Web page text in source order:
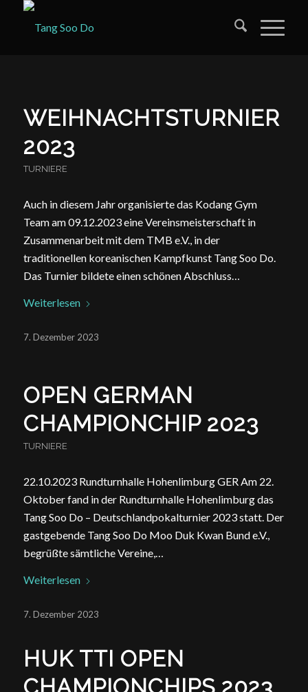
WEIHNACHTSTURNIER
2023
TURNIERE
Auch in diesem Jahr organisierte das Kodang Gym
Team am 09.12.2023 eine Vereinsmeisterschaft in
Zusammenarbeit mit dem TMB e.V., in der
traditionellen koreanischen Kampfkunst Tang Soo Do.
Das Turnier bildete einen schönen Abschluss…
Weiterlesen
7. Dezember 2023
OPEN GERMAN
CHAMPIONCHIP 2023
TURNIERE
22.10.2023 Rundturnhalle Hohenlimburg GER Am 22.
Oktober fand in der Rundturnhalle Hohenlimburg das
Tang Soo Do – Deutschlandpokalturnier 2023 statt. Der
gastgebende Tang Soo Do Moo Duk Kwan Bund e.V.,
begrüßte sämtliche Vereine,…
Weiterlesen
7. Dezember 2023
HUK TTI OPEN
CHAMPIONCHIPS 2023